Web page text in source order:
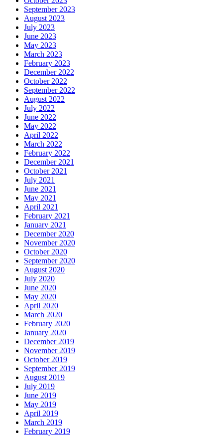
September 2023
August 2023
July 2023
June 2023
May 2023
March 2023
February 2023
December 2022
October 2022
September 2022
August 2022
July 2022
June 2022
May 2022
April 2022
March 2022
February 2022
December 2021
October 2021
July 2021
June 2021
May 2021
April 2021
February 2021
January 2021
December 2020
November 2020
October 2020
September 2020
August 2020
July 2020
June 2020
May 2020
April 2020
March 2020
February 2020
January 2020
December 2019
November 2019
October 2019
September 2019
August 2019
July 2019
June 2019
May 2019
April 2019
March 2019
February 2019